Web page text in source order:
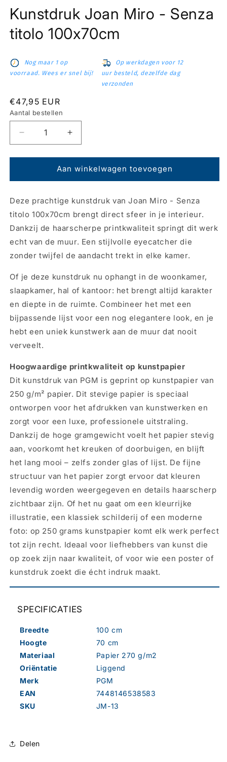
openen
in
modaal
Kunstdruk Joan Miro - Senza
titolo 100x70cm
Nog maar 1 op
voorraad. Wees er snel bij!
Op werkdagen voor 12
uur besteld, dezelfde dag
verzonden
Normale
prijs
€47,95 EUR
Aantal bestellen
Aantal
verlagen
voor
Kunstdruk
Joan
-
Senza
100x70cm
Aantal
verhogen
voor
Kunstdruk
Joan
Senza
100x70cm
Aan winkelwagen toevoegen
Deze prachtige kunstdruk van Joan Miro - Senza
titolo 100x70cm brengt direct sfeer in je interieur.
Dankzij de haarscherpe printkwaliteit springt dit werk
echt van de muur. Een stijlvolle eyecatcher die
zonder twijfel de aandacht trekt in elke kamer.
Of je deze kunstdruk nu ophangt in de woonkamer,
slaapkamer, hal of kantoor: het brengt altijd karakter
en diepte in de ruimte. Combineer het met een
bijpassende lijst voor een nog elegantere look, en je
hebt een uniek kunstwerk aan de muur dat nooit
verveelt.
Hoogwaardige printkwaliteit op kunstpapier
Dit kunstdruk van PGM is geprint op kunstpapier van
250 g/m² papier. Dit stevige papier is speciaal
ontworpen voor het afdrukken van kunstwerken en
zorgt voor een luxe, professionele uitstraling.
Dankzij de hoge gramgewicht voelt het papier stevig
aan, voorkomt het kreuken of doorbuigen, en blijft
het lang mooi – zelfs zonder glas of lijst. De fijne
structuur van het papier zorgt ervoor dat kleuren
levendig worden weergegeven en details haarscherp
zichtbaar zijn. Of het nu gaat om een kleurrijke
illustratie, een klassiek schilderij of een moderne
foto: op 250 grams kunstpapier komt elk werk perfect
tot zijn recht. Ideaal voor liefhebbers van kunst die
op zoek zijn naar kwaliteit, of voor wie een poster of
kunstdruk zoekt die écht indruk maakt.
SPECIFICATIES
Breedte
100 cm
Hoogte
70 cm
Materiaal
Papier 270 g/m2
Oriëntatie
Liggend
Merk
PGM
EAN
7448146538583
SKU
JM-13
Delen